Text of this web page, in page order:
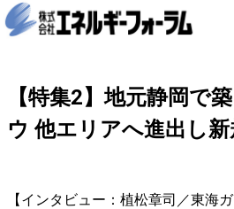
【特集2】地元静岡で
ウ 他エリアへ進出し
【インタビュー：植松章司／東海